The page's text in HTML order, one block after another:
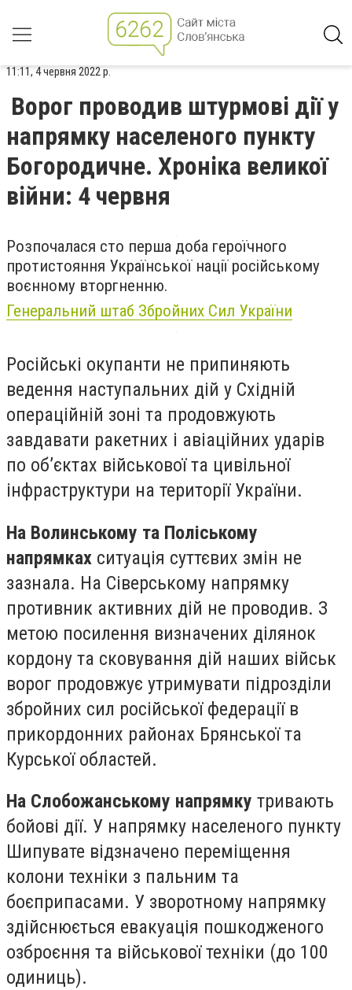
11:11, 4 червня 2022 р.
Ворог проводив штурмові дії у
напрямку населеного пункту
Богородичне. Хроніка великої
війни: 4 червня
Розпочалася сто перша доба героїчного
протистояння Української нації російському
воєнному вторгненню.
Генеральний штаб Збройних Сил України
Російські окупанти не припиняють
ведення наступальних дій у Східній
операційній зоні та продовжують
завдавати ракетних і авіаційних ударів
по об’єктах військової та цивільної
інфраструктури на території України.
На Волинському та Поліському
напрямках ситуація суттєвих змін не
зазнала. На Сіверському напрямку
противник активних дій не проводив. З
метою посилення визначених ділянок
кордону та сковування дій наших військ
ворог продовжує утримувати підрозділи
збройних сил російської федерації в
прикордонних районах Брянської та
Курської областей.
На Слобожанському напрямку тривають
бойові дії. У напрямку населеного пункту
Шипувате відзначено переміщення
колони техніки з пальним та
боєприпасами. У зворотному напрямку
здійснюється евакуація пошкодженого
озброєння та військової техніки (до 100
одиниць).